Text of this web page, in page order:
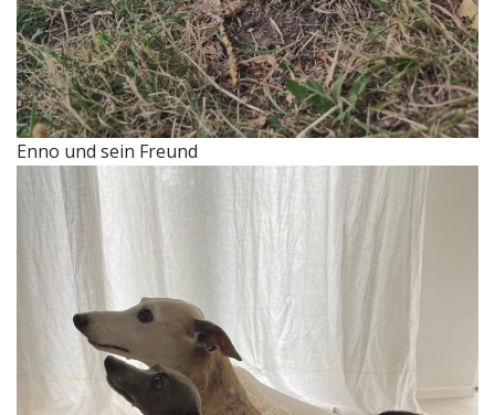
Enno und sein Freund